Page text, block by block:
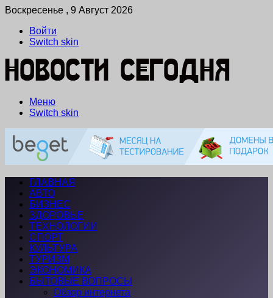
Воскресенье , 9 Август 2026
Войти
Switch skin
Меню
Switch skin
ГЛАВНАЯ
АВТО
БИЗНЕС
ЗДОРОВЬЕ
ТЕХНОЛОГИИ
СПОРТ
КУЛЬТУРА
ТУРИЗМ
ЭКОНОМИКА
БЫТОВЫЕ ВОПРОСЫ
Обзор интернета